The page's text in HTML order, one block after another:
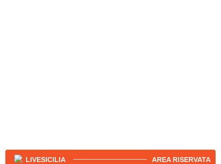
AREA RISERVATA